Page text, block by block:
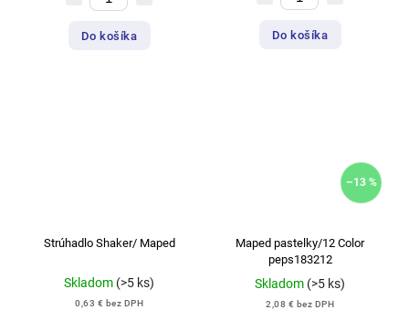
Do košíka Do košíka
Strúhadlo Shaker/ Maped
Skladom (>5 ks)
0,63 € bez DPH
–13 %
Maped pastelky/12 Color
peps183212
Skladom (>5 ks)
2,08 € bez DPH